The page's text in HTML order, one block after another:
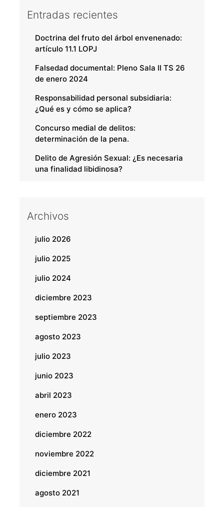
Entradas recientes
Doctrina del fruto del árbol envenenado:
artículo 11.1 LOPJ
Falsedad documental: Pleno Sala II TS 26
de enero 2024
Responsabilidad personal subsidiaria:
¿Qué es y cómo se aplica?
Concurso medial de delitos:
determinación de la pena.
Delito de Agresión Sexual: ¿Es necesaria
una finalidad libidinosa?
Archivos
julio 2026
julio 2025
julio 2024
diciembre 2023
septiembre 2023
agosto 2023
julio 2023
junio 2023
abril 2023
enero 2023
diciembre 2022
noviembre 2022
diciembre 2021
agosto 2021